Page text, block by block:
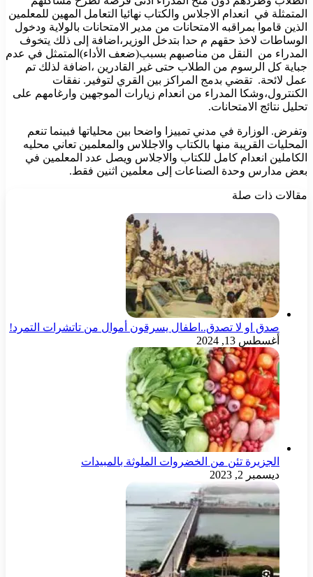
المتمثلة في انعدام الاجلاس والكتاب نهائيا التعامل المهين للمعلمين
الذين قاموا بمراقبه الامتحانات من مدير الامتحانات بالولاية ودخول
الوساطات لاخذ حقهم م حدا بتدخل الوزير،اضافة إلى ذلك يتخوف
المدراء من النقل من مناصبهم بسبب(ضعف الأداء)المتمثل في عدم
جباية كل الرسوم من الطلاب حتى غير القادرين ،اضافة لذلك تم
عمل لائحة. تقضي بدمج المراكز بين القري لتوفير. نفقات
الكنترول،وشكا المدراء من انعدام زيارات الموجهين وارغامهم على
تحليل نتائج الامتحانات.
وتفرض. الوزارة في مدني تمييزا واضحا بين محلياتها فبينما تنعم
المحليات القريبة منها بالكتاب والاجللاس والمعلمين تعاني محليه
الكاملين انعدام كامل للكتاب والاجلاس ويصل عدد المعلمين في
بعض مدارس وحدة الصناعات إلى معلمين اثنين فقط.
مقالات ذات صلة
صدق او لا تصدق..اطفال يسرقون أموال من تاتشرات التمرد!
أغسطس 13, 2024
الجزيرة تئن من الخضروات الملوثة بالمبيدات
ديسمبر 2, 2023